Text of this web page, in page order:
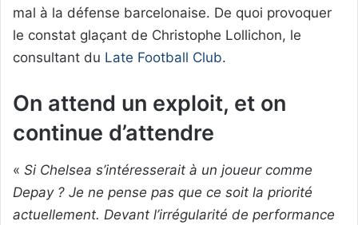
mal à la défense barcelonaise. De quoi provoquer
le constat glaçant de Christophe Lollichon, le
consultant du Late Football Club.
On attend un exploit, et on
continue d’attendre
« Si Chelsea s’intéresserait à un joueur comme
Depay ? Je ne pense pas que ce soit la priorité
actuellement. Devant l’irrégularité de performance